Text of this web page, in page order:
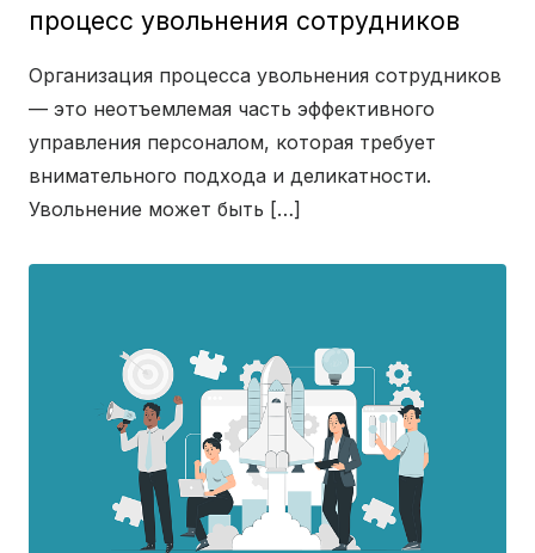
процесс увольнения сотрудников
Организация процесса увольнения сотрудников
— это неотъемлемая часть эффективного
управления персоналом, которая требует
внимательного подхода и деликатности.
Увольнение может быть […]